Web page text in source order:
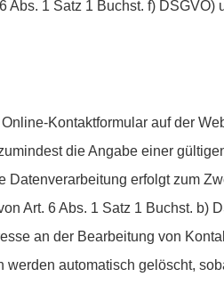
Abs. 1 Satz 1 Buchst. f)
Kontaktformular auf der
die Angabe einer
Datenverarbeitung erfolgt zum
Art. 6 Abs. 1 Satz 1 Buchst. b)
an der Bearbeitung von
werden automatisch gelöscht,